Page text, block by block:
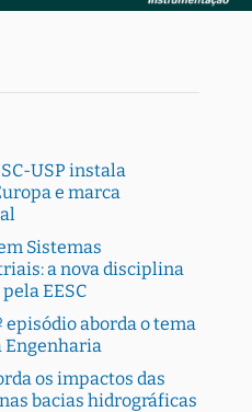
USP instala
e marca
Sistemas
a nova disciplina
EESC
episódio aborda o tema
Engenharia
os impactos das
bacias hidrográficas